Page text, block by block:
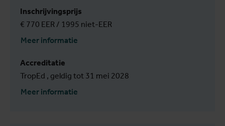
Inschrijvingsprijs
€ 770 EER / 1995 niet-EER
Meer informatie
Accreditatie
TropEd , geldig tot 31 mei 2028
Meer informatie